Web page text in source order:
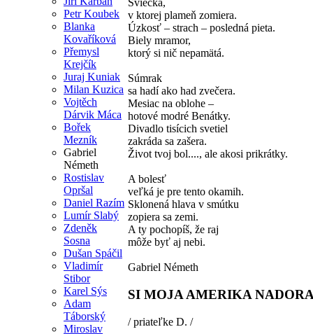
Petr Koubek
Blanka
Kovaříková
Přemysl
Krejčík
Juraj Kuniak
Milan Kuzica
Vojtěch
Dárvik Máca
Bořek
Mezník
Gabriel
Németh
Rostislav
Opršal
Daniel Razím
Lumír Slabý
Zdeněk
Sosna
Dušan Spáčil
Vladimír
Stibor
Karel Sýs
Adam
Táborský
Miroslav
Sviečka,
v ktorej plameň zomiera.
Úzkosť – strach – posledná pieta.
Biely mramor,
ktorý si nič nepamätá.
Súmrak
sa hadí ako had zvečera.
Mesiac na oblohe –
hotové modré Benátky.
Divadlo tisícich svetiel
zakráda sa zašera.
Život tvoj bol...., ale akosi prikrátky.
A bolesť
veľká je pre tento okamih.
Sklonená hlava v smútku
zopiera sa zemi.
A ty pochopíš, že raj
môže byť aj nebi.
Gabriel Németh
SI MOJA AMERIKA
/ priateľke D. /